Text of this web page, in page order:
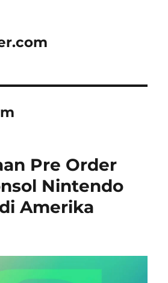
Pre Order
Nintendo
Amerika